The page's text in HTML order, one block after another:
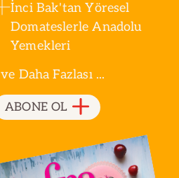
İnci Bak'tan Yöresel
Domateslerle Anadolu
Yemekleri
ve Daha Fazlası ...
ABONE OL